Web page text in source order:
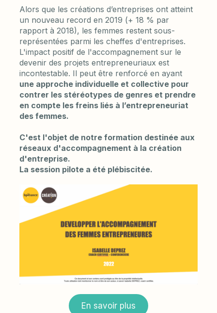
Alors que les créations d’entreprises ont atteint
un nouveau record en 2019 (+ 18 % par
rapport à 2018), les femmes restent sous-
représentées parmi les cheffes d'entreprises.
L'impact positif de l'accompagnement sur le
devenir des projets entrepreneuriaux est
incontestable. Il peut être renforcé en ayant
une approche individuelle et collective pour
contrer les stéréotypes de genres et prendre
en compte les freins liés à l’entrepreneuriat
des femmes.
C'est l'objet de notre formation destinée aux
réseaux d'accompagnement à la création
d'entreprise.
La session pilote a été plébiscitée.
En savoir plus